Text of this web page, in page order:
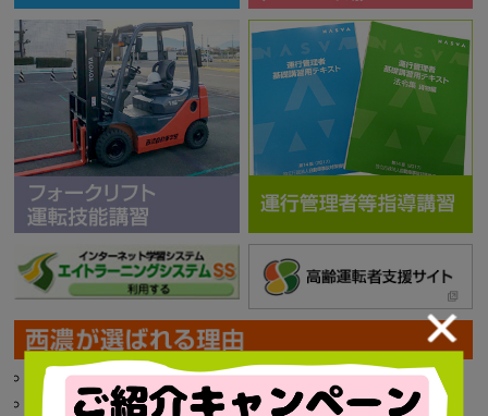
日曜・祝日も営業いたします
夜間追加料金は要りません